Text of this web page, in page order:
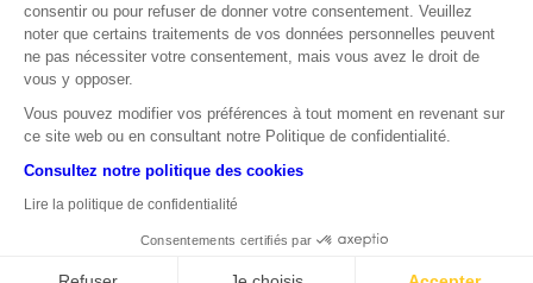
Source : zonebourse
Les données relatives aux performances passées ont trait à des
périodes passées et ne sont pas un indicateur fiable des résultats
futurs. Ceci est valable également pour ce qui est des données
© SOCIÉTÉ GÉNÉRALE 2026 I MENTIONS LÉGALES I AVERTISSEMENT
consentir ou pour refuser de donner votre consentement. Veuillez
noter que certains traitements de vos données personnelles peuvent
ne pas nécessiter votre consentement, mais vous avez le droit de
vous y opposer.
Vous pouvez modifier vos préférences à tout moment en revenant sur
ce site web ou en consultant notre Politique de confidentialité.
Consultez notre politique des cookies
Lire la politique de confidentialité
Consentements certifiés par